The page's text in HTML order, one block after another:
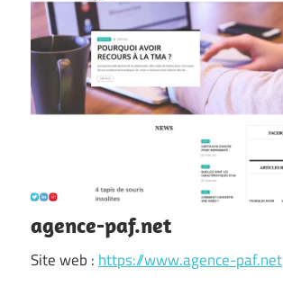
agence-paf.net
Site web :https://www.agence-paf.net